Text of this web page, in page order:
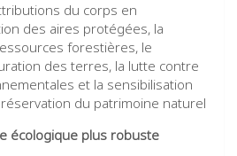
du corps en
des aires protégées, la
forestières, le
des terres, la lutte contre
et la sensibilisation
du patrimoine naturel
écologique plus robuste